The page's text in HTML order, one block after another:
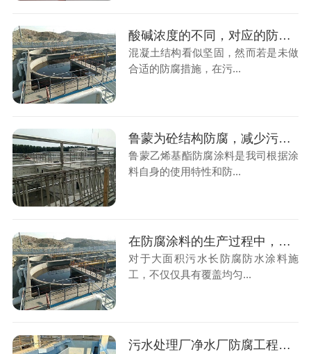
酸碱浓度的不同，对应的防腐材料价格也有所不同
混凝土结构看似坚固，然而若是未做
合适的防腐措施，在污...
鲁蒙为砼结构防腐，减少污染，做出一份贡献
鲁蒙乙烯基酯防腐涂料是我司根据涂
料自身的使用特性和防...
在防腐涂料的生产过程中，鲁蒙防腐防水公司对每一个环节严格把关、精益求精
对于大面积污水长防腐防水涂料施
工，不仅仅具有覆盖均匀...
污水处理厂净水厂防腐工程交给烟台鲁蒙，是个好选择